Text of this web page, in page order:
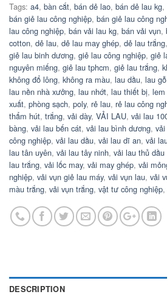
Tags: a4, bàn cắt, bán dẻ lao, bán dẻ lau kg,
bán giẻ lau công nghiệp, bán giẻ lau công
lau công nghiệp, bán vải lau kg, bán vải vụn,
cotton, dẻ lau, dẻ lau may ghép, dẻ lau trắng,
giẻ lau binh dương, giẻ lau công nghiệp, giẻ
nguyên miếng, giẻ lau tphcm, giẻ lau trắng,
không đổ lông, không ra màu, lau dầu, lau gỗ
lau nền nhà xưởng, lau nhớt, lau thiết bị,
xuất, phòng sạch, poly, rẻ lau, rẻ lau công
thẩm hút, trắng, vải dày, VẢI LAU, vải lau
bàng, vải lau bến cát, vải lau bình dương,
công nghiệp, vải lau dầu, vải lau dĩ an, vải
lau tân uyên, vải lau tây ninh, vải lau thủ
lau trắng, vải lốc may, vải may ghép, vải
nghiệp, vải vụn giẻ lau máy, vải vụn lau, vải
màu trắng, vải vụn trắng, vật tư công nghiệp,
DESCRIPTION